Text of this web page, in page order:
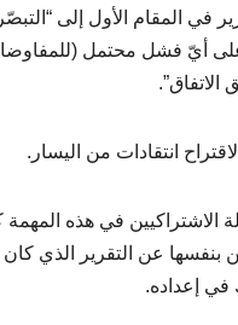
في المقام الأول إلى
على أيّ فشل محتمل
الاتفاق”.
انتقادات من اليسار.
الاشتراكيين في هذه المهمة
بنفسها عن التقرير الذي
في إعداده.